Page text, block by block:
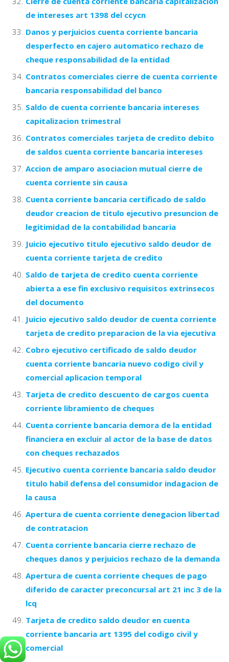
de intereses art 1398 del ccycn
Danos y perjuicios cuenta corriente bancaria
desperfecto en cajero automatico rechazo de
cheque responsabilidad de la entidad
Contratos comerciales cierre de cuenta corriente
bancaria responsabilidad del banco
Saldo de cuenta corriente bancaria intereses
capitalizacion trimestral
Contratos comerciales tarjeta de credito debito
de saldos cuenta corriente bancaria intereses
Accion de amparo asociacion mutual cierre de
cuenta corriente sin causa
Cuenta corriente bancaria certificado de saldo
deudor creacion de titulo ejecutivo presuncion de
legitimidad de la contabilidad bancaria
Juicio ejecutivo titulo ejecutivo saldo deudor de
cuenta corriente tarjeta de credito
Saldo de tarjeta de credito cuenta corriente
abierta a ese fin exclusivo requisitos extrinsecos
del documento
Juicio ejecutivo saldo deudor de cuenta corriente
tarjeta de credito preparacion de la via ejecutiva
Cobro ejecutivo certificado de saldo deudor
cuenta corriente bancaria nuevo codigo civil y
comercial aplicacion temporal
Tarjeta de credito descuento de cargos cuenta
corriente libramiento de cheques
Cuenta corriente bancaria demora de la entidad
financiera en excluir al actor de la base de datos
con cheques rechazados
Ejecutivo cuenta corriente bancaria saldo deudor
titulo habil defensa del consumidor indagacion de
la causa
Apertura de cuenta corriente denegacion libertad
de contratacion
Cuenta corriente bancaria cierre rechazo de
cheques danos y perjuicios rechazo de la demanda
Apertura de cuenta corriente cheques de pago
diferido de caracter preconcursal art 21 inc 3 de la
lcq
Tarjeta de credito saldo deudor en cuenta
corriente bancaria art 1395 del codigo civil y
comercial